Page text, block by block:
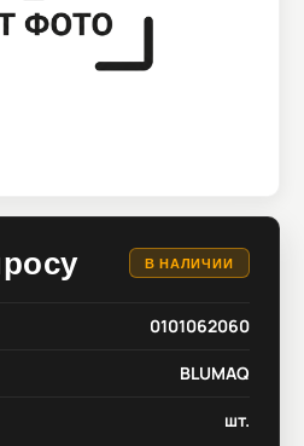
В НАЛИЧИИ
0101062060
BLUMAQ
шт.